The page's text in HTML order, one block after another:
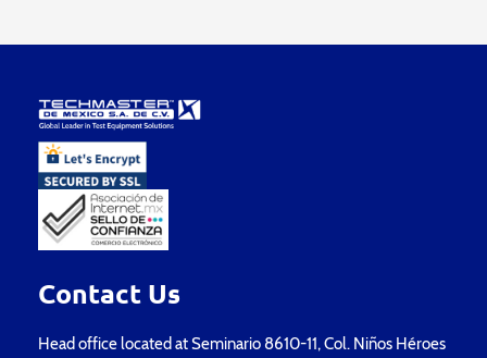
Contact Us
Head office located at Seminario 8610-11, Col. Niños Héroes